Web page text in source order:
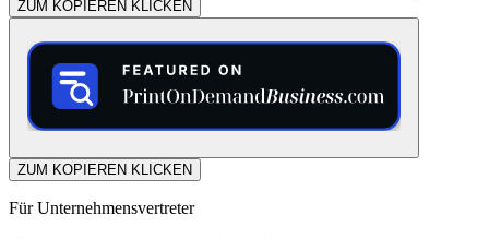
ZUM KOPIEREN KLICKEN
ZUM KOPIEREN KLICKEN
Für Unternehmensvertreter